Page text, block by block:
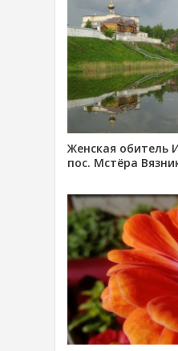
Женская обитель
пос. Мстёра